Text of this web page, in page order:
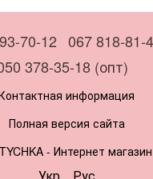
70-12 067 818-81-
378-35-18 (опт)
информация
Полная версия сайта
- Интернет
Укр Рус